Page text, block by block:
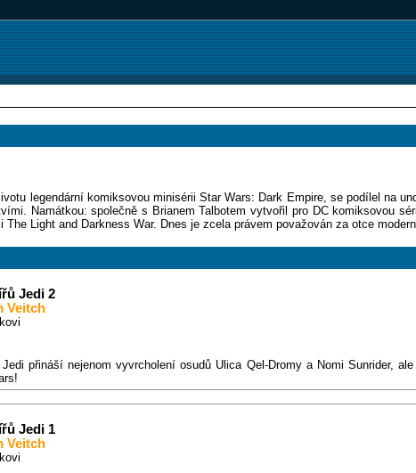
legendární komiksovou minisérii Star Wars: Dark Empire, se podílel na
Namátkou: společně s Brianem Talbotem vytvořil pro DC komiksovou
Light and Darkness War. Dnes je zcela právem považován za otce
Jedi 2
Veitch
přináší nejenom vyvrcholení osudů Ulica Qel-Dromy a Nomi Sunrider,
Jedi 1
Veitch